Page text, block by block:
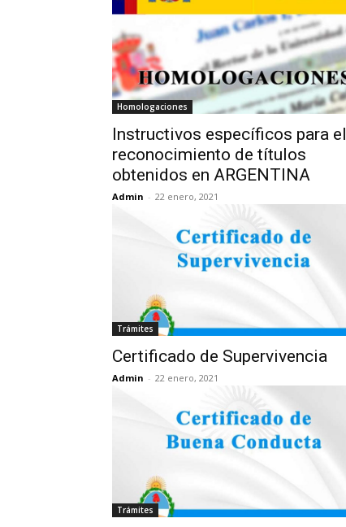
Homologaciones
Instructivos específicos para el
reconocimiento de títulos
obtenidos en ARGENTINA
Admin - 22 enero, 2021
Trámites
Certificado de Supervivencia
Admin - 22 enero, 2021
Trámites